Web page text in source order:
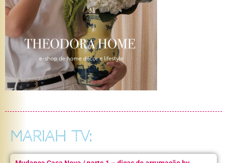
MARIAH TV: